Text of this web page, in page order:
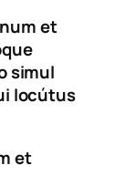
et
simul
locútus
et